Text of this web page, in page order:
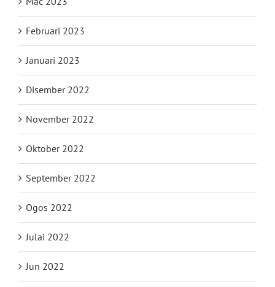
Februari 2023
Januari 2023
Disember 2022
November 2022
Oktober 2022
September 2022
Ogos 2022
Julai 2022
Jun 2022